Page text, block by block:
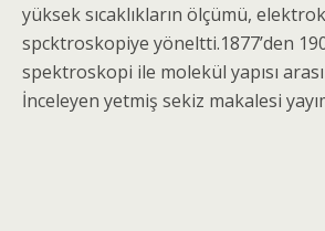
yüksek sıcaklıkların ölçümü,
spcktroskopiye yöneltti.1877’den
spektroskopi ile molekül yapısı
İncele­yen yetmiş sekiz makalesi